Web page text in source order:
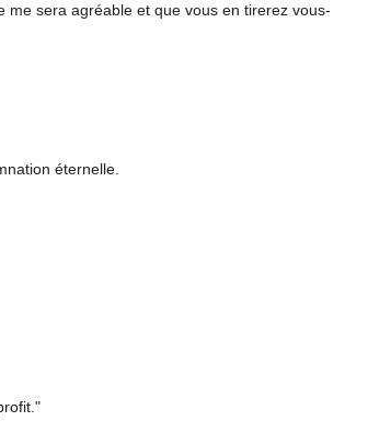
sera agréable et que vous en tirerez vous-
éternelle.